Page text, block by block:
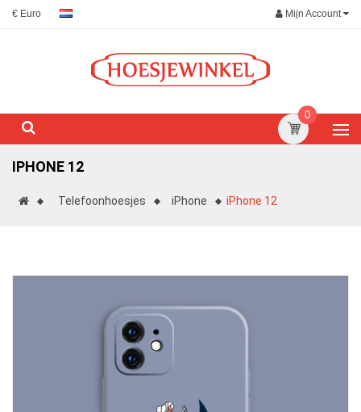
€ Euro Mijn Account
0
IPHONE 12
Telefoonhoesjes iPhone iPhone 12